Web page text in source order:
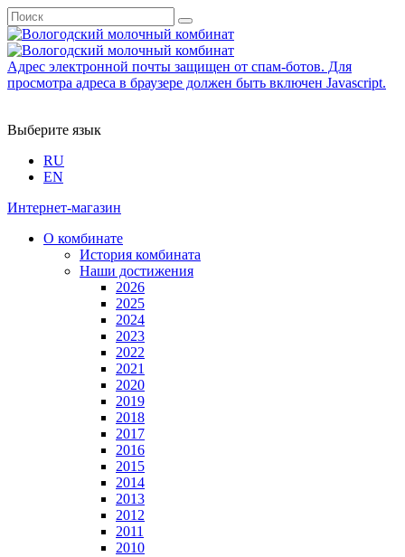
Адрес электронной почты защищен от спам-ботов. Для
просмотра адреса в браузере должен быть включен Javascript.
Выберите язык
RU
EN
Интернет-магазин
О комбинате
История комбината
Наши достижения
2026
2025
2024
2023
2022
2021
2020
2019
2018
2017
2016
2015
2014
2013
2012
2011
2010